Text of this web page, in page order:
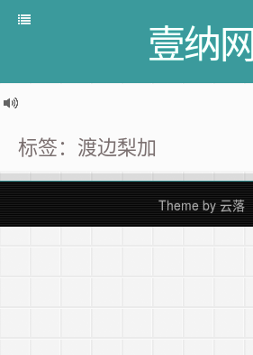
壹纳网
标签：渡边梨加
Theme by 云落